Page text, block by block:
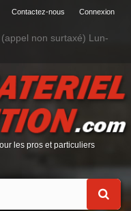
Connexion
Contactez-nous
(appel non surtaxé) Lun-
les pros et particuliers